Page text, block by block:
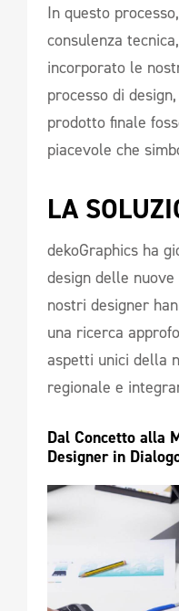
In questo
consulenza
incorporato le
processo di
prodotto finale
piacevole che
LA
dekoGraphics ha
design delle
nostri designer
una ricerca
aspetti unici della
regionale e
Dal Concetto alla
Designer in